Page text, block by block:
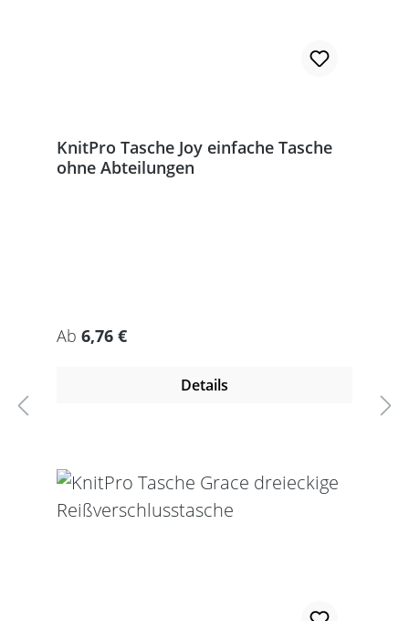
KnitPro Tasche Joy einfache Tasche
ohne Abteilungen
Regulärer Preis:
Ab 6,76 €
Details